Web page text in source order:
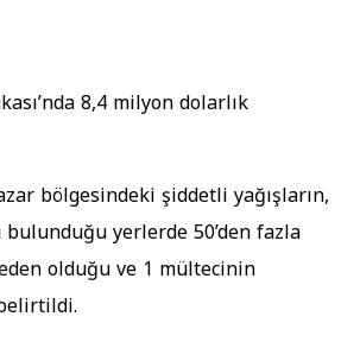
8,4 milyon dolarlık
bölgesindeki şiddetli yağışların,
yerlerde 50’den fazla
olduğu ve 1 mültecinin